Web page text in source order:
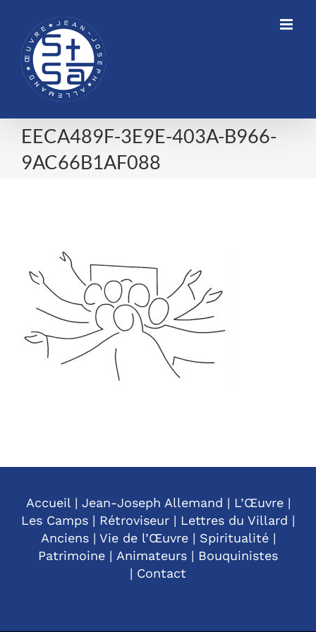
content
EECA489F-3E9E-403A-B966-
9AC66B1AF088
Accueil| Jean-Joseph Allemand | L’Œuvre|
Les Camps | Rétroviseur | Lettres du Villard |
Anciens| Vie de l’Œuvre| Spiritualité|
Patrimoine | Animateurs | Bouquinistes
| Contact